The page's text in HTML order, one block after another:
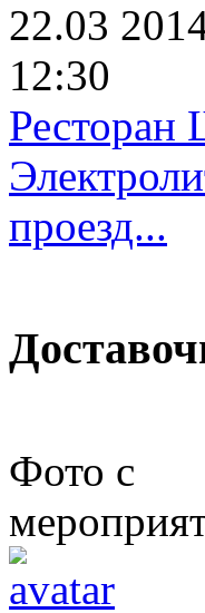
22.03
12:30
Ресторан
проезд...
Фото с